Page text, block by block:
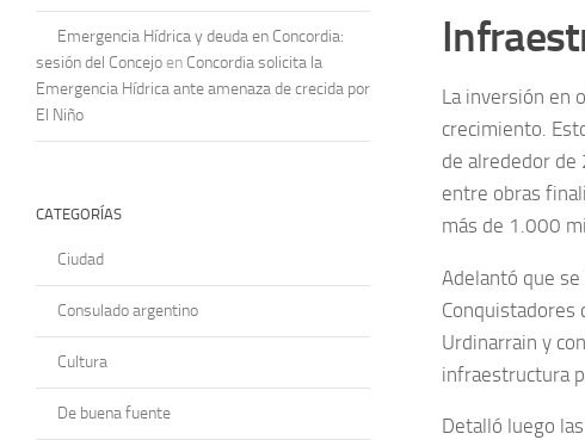
La inversión en
crecimiento.
de alrededor de
entre obras
más de 1.000
Adelantó que
Conquistadores
Urdinarrain y
infraestructura
Detalló luego
Emergencia Hídrica y deuda en Concordia:
sesión del Concejo en Concordia solicita la
Emergencia Hídrica ante amenaza de crecida por
El Niño
CATEGORÍAS
Ciudad
Consulado argentino
Cultura
De buena fuente